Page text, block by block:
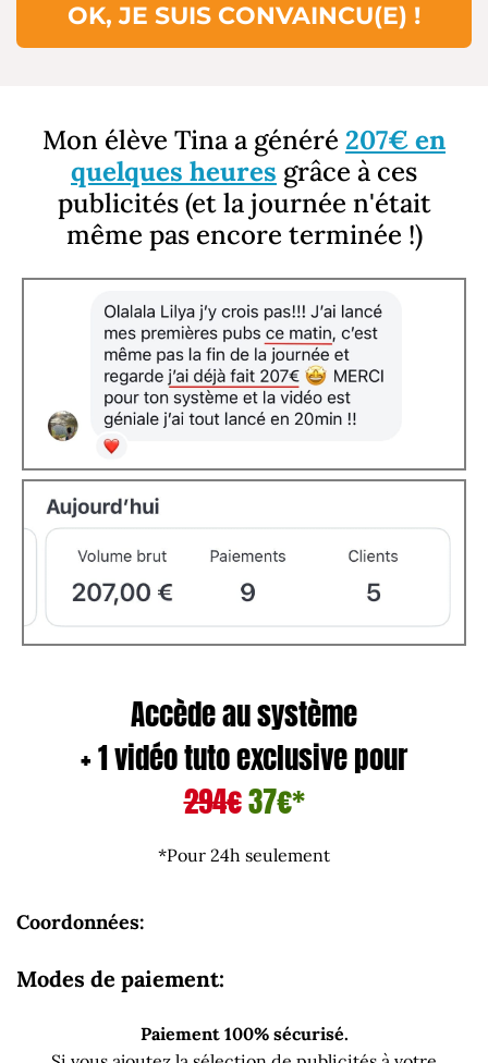
OK, JE SUIS CONVAINCU(E) !
Mon élève Tina a généré 207€ en
quelques heures grâce à ces
publicités (et la journée n'était
même pas encore terminée !)
Accède au système
+ 1 vidéo tuto exclusive pour
294€37€*
*Pour 24h seulement
Coordonnées:
Modes de paiement:
Paiement 100% sécurisé.